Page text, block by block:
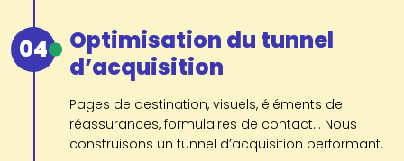
04
Optimisation du tunnel
d’acquisition
Pages de destination, visuels, éléments de
réassurances, formulaires de contact... Nous
construisons un tunnel d’acquisition performant.